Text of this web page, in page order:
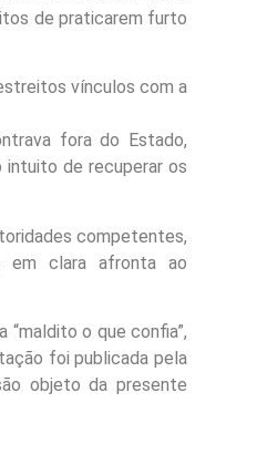
de praticarem furto
vínculos com a
fora do Estado,
de recuperar os
competentes,
em clara afronta ao
“maldito o que confia”,
foi publicada pela
objeto da presente